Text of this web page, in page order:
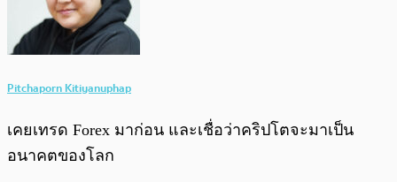
Pitchaporn Kitiyanuphap
เคยเทรด Forex มาก่อน และเชื่อว่าคริปโตจะมาเป็น
อนาคตของโลก